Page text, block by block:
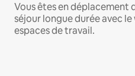
Vous êtes en déplacement
séjour longue durée avec
espaces de travail.